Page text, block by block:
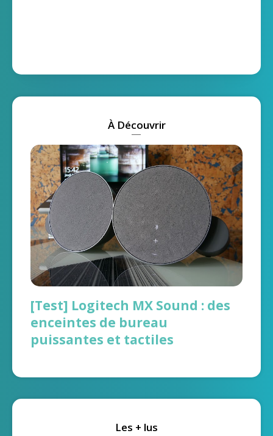
À Découvrir
[Test] Logitech MX Sound : des
enceintes de bureau
puissantes et tactiles
Les + lus